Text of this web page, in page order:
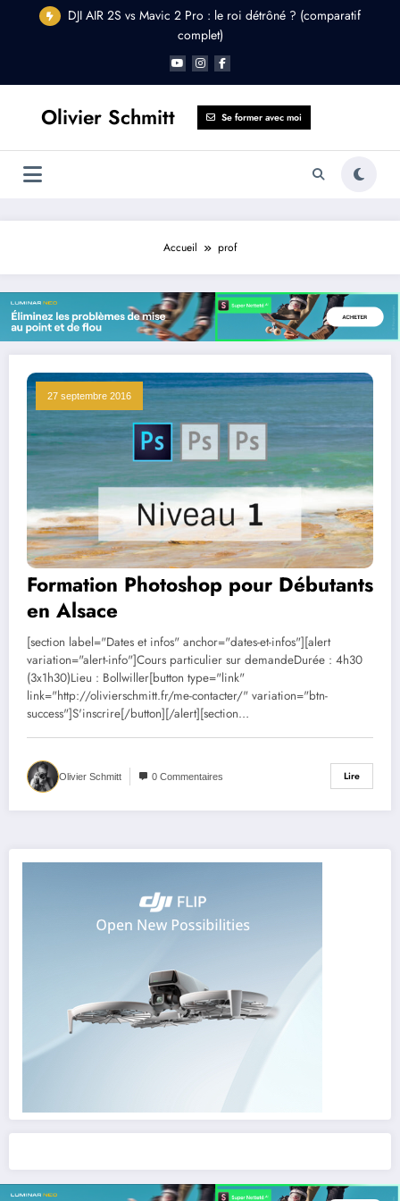
DJI AIR 2S vs Mavic 2 Pro : le roi détrôné ? (comparatif
complet)
Olivier Schmitt Se former avec moi
Accueil prof
27 septembre 2016
Formation Photoshop pour Débutants
en Alsace
[section label="Dates et infos" anchor="dates-et-infos"][alert
variation="alert-info"]Cours particulier sur demandeDurée : 4h30
(3x1h30)Lieu : Bollwiller[button type="link"
link="http://olivierschmitt.fr/me-contacter/" variation="btn-
success"]S'inscrire[/button][/alert][section…
Olivier Schmitt 0 Commentaires Lire